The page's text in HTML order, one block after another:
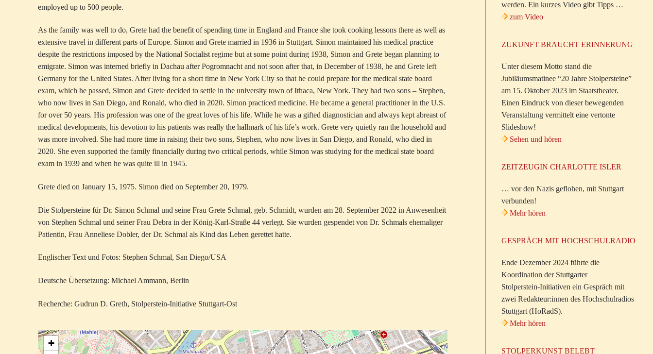
employed up to 500 people.
As the family was well to do, Grete had the benefit of spending time in England and France she took cooking lessons there as well as
extensive travel in different parts of Europe. Simon and Grete married in 1936 in Stuttgart. Simon maintained his medical practice
despite the restrictions imposed by the National Socialist regime but at some point during 1938, Simon and Grete began planning to
emigrate. Simon was interned briefly in Dachau after Pogromnacht and not soon after that, in December of 1938, he and Grete left
Germany for the United States. After living for a short time in New York City so that he could prepare for the medical state board
exam, which he passed, Simon and Grete decided to settle in the university town of Ithaca, New York. They had two sons – Stephen,
who now lives in San Diego, and Ronald, who died in 2020. Simon practiced medicine. He became a general practitioner in the U.S.
for over 50 years. His profession was one of the great loves of his life. While he was a gifted diagnostician and always kept abreast of
medical developments, his devotion to his patients was really the hallmark of his life’s work. Grete very quietly ran the household and
was more involved. She had more time in raising their two sons, Stephen, who now lives in San Diego, and Ronald, who died in
2020. She even supported the family financially during two critical periods, while Simon was studying for the medical state board
exam in 1939 and when he was quite ill in 1945.
Grete died on January 15, 1975. Simon died on September 20, 1979.
Die Stolpersteine für Dr. Simon Schmal und seine Frau Grete Schmal, geb. Schmidt, wurden am 28. September 2022 in Anwesenheit
von Stephen Schmal und seiner Frau Debra in der König-Karl-Straße 44 verlegt. Sie wurden gespendet von Dr. Schmals ehemaliger
Patientin, Frau Anneliese Dobler, der Dr. Schmal als Kind das Leben gerettet hatte.
Englischer Text und Fotos: Stephen Schmal, San Diego/USA
Deutsche Übersetzung: Michael Ammann, Berlin
Recherche: Gudrun D. Greth, Stolperstein-Initiative Stuttgart-Ost
+
werden. Ein kurzes Video gibt Tipps …
zum Video
ZUKUNFT BRAUCHT ERINNERUNG
Unter diesem Motto stand die
Jubiläumsmatinee “20 Jahre Stolpersteine”
am 15. Oktober 2023 im Staatstheater.
Einen Eindruck von dieser bewegenden
Veranstaltung vermittelt eine vertonte
Slideshow!
Sehen und hören
ZEITZEUGIN CHARLOTTE ISLER
… vor den Nazis geflohen, mit Stuttgart
verbunden!
Mehr hören
GESPRÄCH MIT HOCHSCHULRADIO
Ende Dezember 2024 führte die
Koordination der Stuttgarter
Stolperstein-Initiativen ein Gespräch mit
zwei Redakteur:innen des Hochschulradios
Stuttgart (HoRadS).
Mehr hören
STOLPERKUNST BELEBT